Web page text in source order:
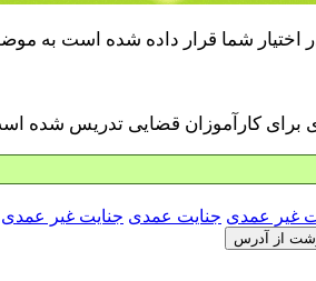
شما قرار داده شده است به
برای کارآموزان قضایی تدریس شده
غیر عمدی جنایت عمدی جنایت غیر عمدی
از آدرس